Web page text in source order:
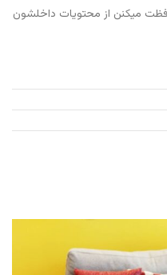
میکنن از محتویات داخلشون